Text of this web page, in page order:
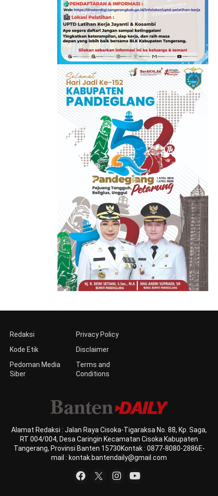
Redaksi
Kode Etik
Pedoman Media
Siber
Privacy Policy
Disclaimer
Terms and
Conditions
Alamat Redaksi : Jalan Raya Cisoka-Tigaraksa No. 88, Kp. Saga,
RT 004/004, Desa Caringin Kecamatan Cisoka Kabupaten
Tangerang, Provinsi Banten 15730Kontak : 0877-8080-2886E-
mail : kontak.bantendaily@gmail.com